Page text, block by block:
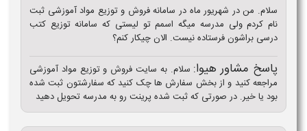
سلام. من در شهریور ماه در سامانه فروش و توزیع مواد آموزشی ثبت
نام کردم ولی مدرسه میگه اسمم تو لیستی که سامانه توزیع کتب
درسی براشون فرستاده نیست. الان چیکار کنم؟
پاسخ مشاور هیوا: سلام. به سایت فروش و توزیع مواد آموزشی
مراجعه کنید و از بخش سفارش ها چک کنید که سفارشتون ثبت شده
بود یا خیر. در صورتی که ثبت شده پرینت رو به مدرسه تحویل دهید